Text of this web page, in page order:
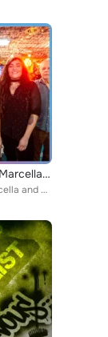
Jam in the Van - Marcella & Her Lovers (Live Session, Memphis, TN, 2019)
Jam in the Van, Marcella and Her Lovers